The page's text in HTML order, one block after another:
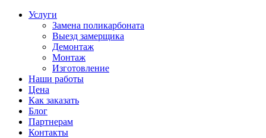
Услуги
Замена поликарбоната
Выезд замерщика
Демонтаж
Монтаж
Изготовление
Наши работы
Цена
Как заказать
Блог
Партнерам
Контакты